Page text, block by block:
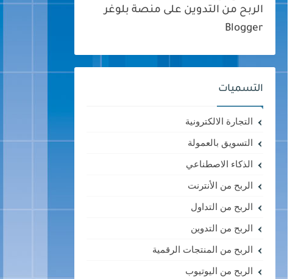
الربح من التدوين على منصة بلوغر
Blogger
التسميات
التجارة الالكترونية
التسويق بالعمولة
الذكاء الاصطناعي
الربح من الأنترنت
الربح من التداول
الربح من التدوين
الربح من المنتجات الرقمية
الربح من اليوتيوب